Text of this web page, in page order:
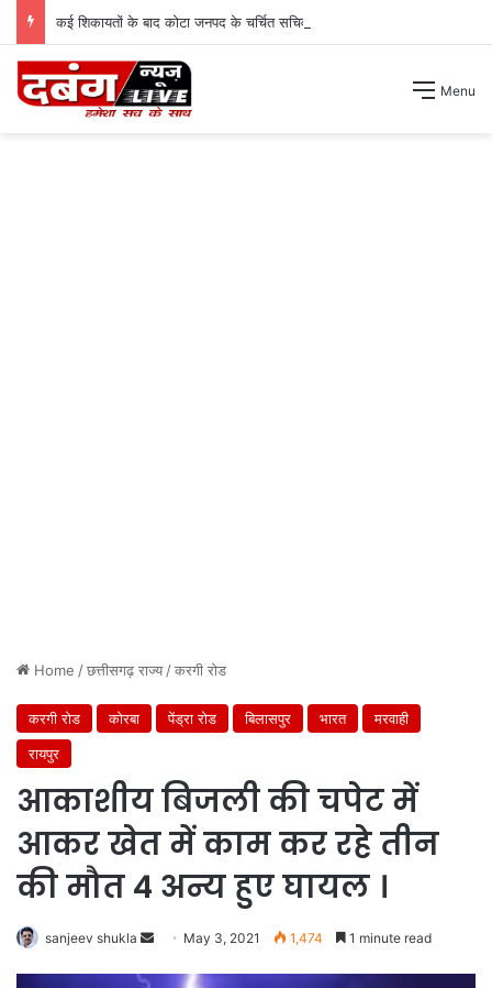
कई शिकायतों के बाद कोटा जनपद के चर्चित सचिव पंचायत से हटाए गए ।
Menu
Home /छत्तीसगढ़ राज्य/करगी रोड
करगी रोड कोरबा पेंड्रा रोड बिलासपुर भारत
मरवाही
रायपुर
आकाशीय बिजली की चपेट में
आकर खेत में काम कर रहे तीन
की मौत 4 अन्य हुए घायल ।
sanjeev shukla
Send May 3, 2021 1,474 1 minute read